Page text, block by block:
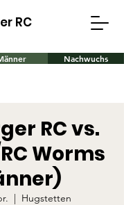
RC
Nachwuchs
RC vs.
Worms
  |
Hugstetten